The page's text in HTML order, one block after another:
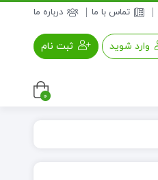
تماس با ما درباره ما
وارد شوید ثبت نام
0